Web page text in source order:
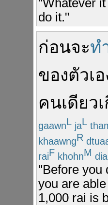
do it."
ก่อนจะท
ของตัวเอ
คนเดียว
gaawnL jaL
khaawngR
raiF khohnM
"Before you
you are
1,000 rai is